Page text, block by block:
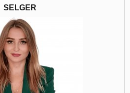
SELGER